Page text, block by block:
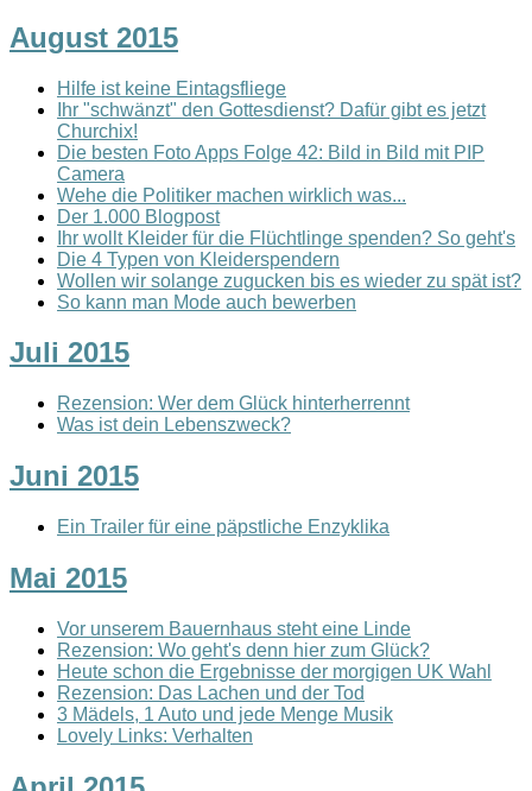
August 2015
Hilfe ist keine Eintagsfliege
Ihr "schwänzt" den Gottesdienst? Dafür gibt es jetzt
Churchix!
Die besten Foto Apps Folge 42: Bild in Bild mit PIP
Camera
Wehe die Politiker machen wirklich was...
Der 1.000 Blogpost
Ihr wollt Kleider für die Flüchtlinge spenden? So geht's
Die 4 Typen von Kleiderspendern
Wollen wir solange zugucken bis es wieder zu spät ist?
So kann man Mode auch bewerben
Juli 2015
Rezension: Wer dem Glück hinterherrennt
Was ist dein Lebenszweck?
Juni 2015
Ein Trailer für eine päpstliche Enzyklika
Mai 2015
Vor unserem Bauernhaus steht eine Linde
Rezension: Wo geht's denn hier zum Glück?
Heute schon die Ergebnisse der morgigen UK Wahl
Rezension: Das Lachen und der Tod
3 Mädels, 1 Auto und jede Menge Musik
Lovely Links: Verhalten